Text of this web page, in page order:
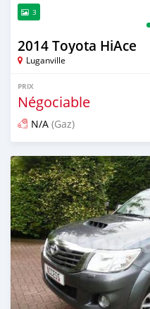
3
2014 Toyota HiAce
Luganville
PRIX
Négociable
N/A (Gaz)
Publié il y a presque 4 ans